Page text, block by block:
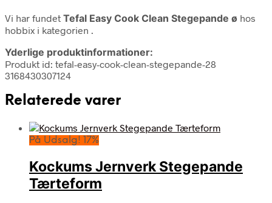
Vi har fundet Tefal Easy Cook Clean Stegepande ø hos
hobbix i kategorien .
Yderlige produktinformationer:
Produkt id: tefal-easy-cook-clean-stegepande-28
3168430307124
Relaterede varer
På Udsalg! 17%
Kockums Jernverk Stegepande
Tærteform